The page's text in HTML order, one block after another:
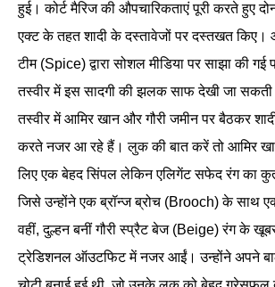
हुई। कोर्ट मैरिज की औपचारिकताएं पूरी करते हुए
एक्ट के तहत शादी के दस्तावेजों पर दस्तखत किए।
टीम (Spice) द्वारा सोशल मीडिया पर साझा की
तस्वीर में इस सादगी की झलक साफ देखी जा सकती
तस्वीर में आमिर खान और गौरी जमीन पर बैठकर
करते नजर आ रहे हैं। लुक की बात करें तो आमिर
लिए एक बेहद सिंपल लेकिन एलिगेंट सफेद रंग का
जिसे उन्होंने एक ब्रॉन्ज ब्रोच (Brooch) के साथ
वहीं, दुल्हन बनीं गौरी स्प्रैट बेज (Beige) रंग के
ट्रेडिशनल ऑउटफिट में नजर आईं। उन्होंने अपने